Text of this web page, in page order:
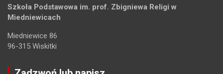
Szkoła Podstawowa im. prof. Zbigniewa Religi w
Miedniewicach
Miedniewice 86
96-315 Wiskitki